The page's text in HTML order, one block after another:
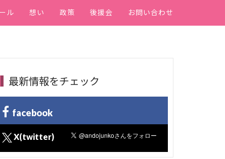
ル 想い 政策 後援会 お問い合わせ
最新情報をチェック
facebook
X(twitter)